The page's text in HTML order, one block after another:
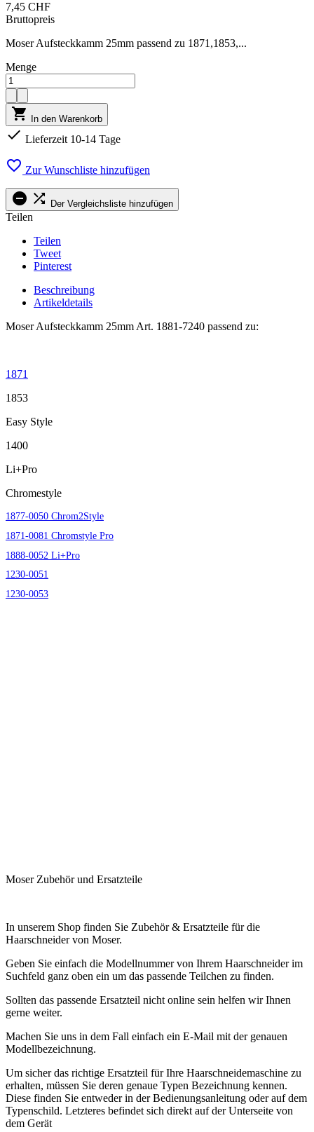
7,45 CHF
Bruttopreis
Moser Aufsteckkamm 25mm passend zu 1871,1853,...
Menge
 In den Warenkorb
 Lieferzeit 10-14 Tage
 Zur Wunschliste hinzufügen
  Der Vergleichsliste hinzufügen
Teilen
Teilen
Tweet
Pinterest
Beschreibung
Artikeldetails
Moser Aufsteckkamm 25mm Art. 1881-7240 passend zu:
1871
1853
Easy Style
1400
Li+Pro
Chromestyle
1877-0050 Chrom2Style
1871-0081 Chromstyle Pro
1888-0052 Li+Pro
1230-0051
1230-0053
Moser Zubehör und Ersatzteile
In unserem Shop finden Sie Zubehör & Ersatzteile für die
Haarschneider von Moser.
Geben Sie einfach die Modellnummer von Ihrem Haarschneider im
Suchfeld ganz oben ein um das passende Teilchen zu finden.
Sollten das passende Ersatzteil nicht online sein helfen wir Ihnen
gerne weiter.
Machen Sie uns in dem Fall einfach ein E-Mail mit der genauen
Modellbezeichnung.
Um sicher das richtige Ersatzteil für Ihre Haarschneidemaschine zu
erhalten, müssen Sie deren genaue Typen Bezeichnung kennen.
Diese finden Sie entweder in der Bedienungsanleitung oder auf dem
Typenschild. Letzteres befindet sich direkt auf der Unterseite von
dem Gerät